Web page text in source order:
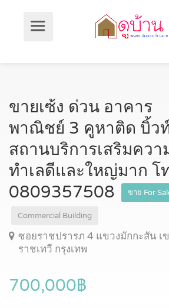
ขายเซ้ง ด่วน อาคาร
พาณิชย์ 3 คูหาติด บิ้ว
สถานบริการเสริมควา
ทำเลดีและใหญ่มาก โ
0809357508
ขาย For
Commercial Building
ซอยราชปรารภ 4 แขวงมักกะสัน เ
ราชเทวี กรุงเทพ
700,000฿